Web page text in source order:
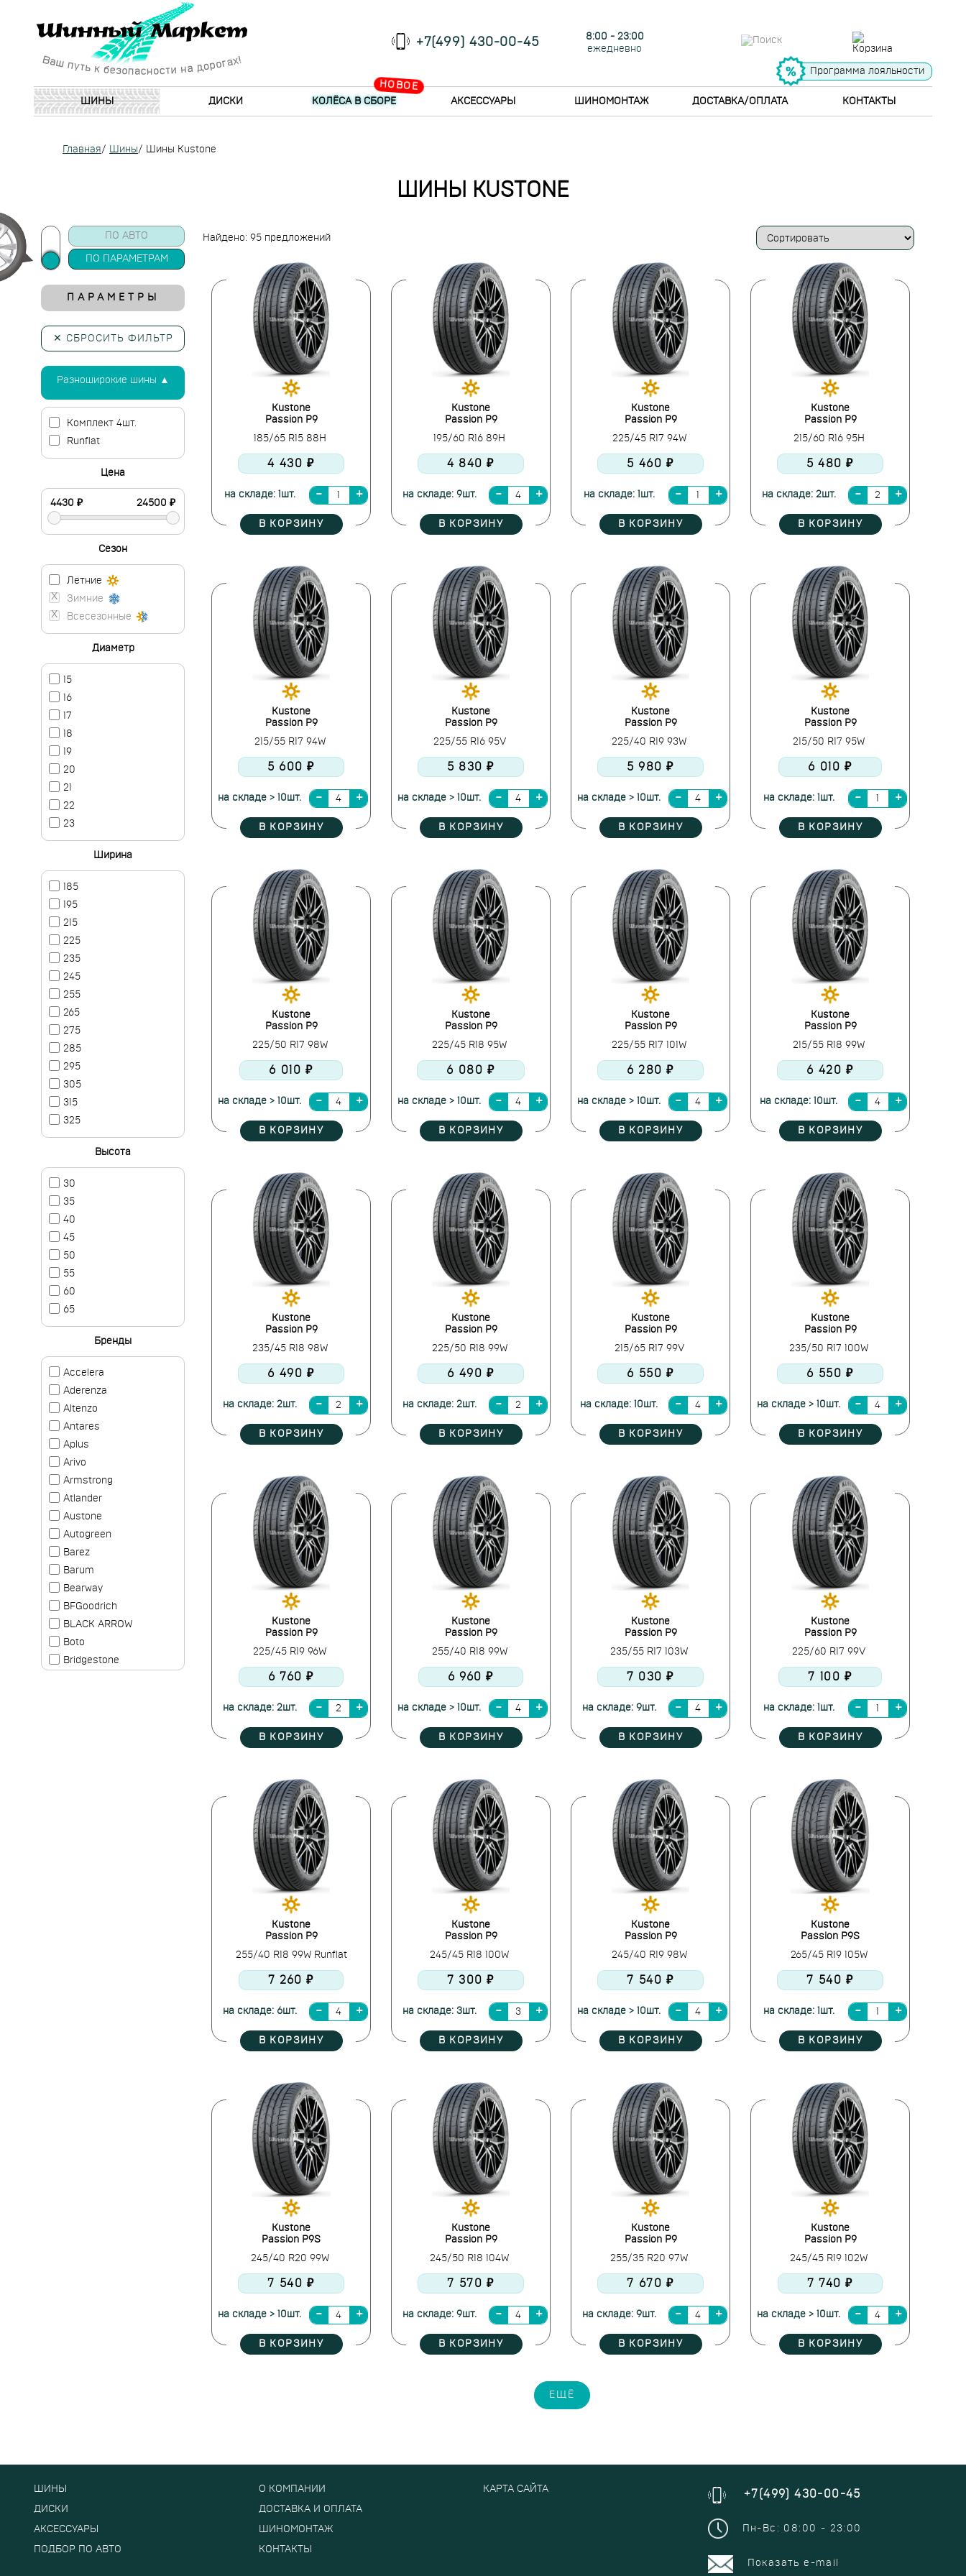
+7(499) 430-00-45
8:00 - 23:00
ежедневно
Программа лояльности
ШИНЫ ДИСКИ
НОВОЕ
КОЛЁСА В СБОРЕ АКСЕССУАРЫ ШИНОМОНТАЖ ДОСТАВКА/ОПЛАТА КОНТАКТЫ
Главная/ Шины/ Шины Kustone
ШИНЫ KUSTONE
Найдено: 95 предложений
Kustone
Passion P9
185/65 R15 88H
4 430 ₽
на складе: 1шт.
В КОРЗИНУ
Kustone
Passion P9
195/60 R16 89H
4 840 ₽
на складе: 9шт.
В КОРЗИНУ
Kustone
Passion P9
225/45 R17 94W
5 460 ₽
на складе: 1шт.
В КОРЗИНУ
Kustone
Passion P9
215/60 R16 95H
5 480 ₽
на складе: 2шт.
В КОРЗИНУ
Kustone
Passion P9
215/55 R17 94W
5 600 ₽
на складе > 10шт.
В КОРЗИНУ
Kustone
Passion P9
225/55 R16 95V
5 830 ₽
на складе > 10шт.
В КОРЗИНУ
Kustone
Passion P9
225/40 R19 93W
5 980 ₽
на складе > 10шт.
В КОРЗИНУ
Kustone
Passion P9
215/50 R17 95W
6 010 ₽
на складе: 1шт.
В КОРЗИНУ
Kustone
Passion P9
225/50 R17 98W
6 010 ₽
на складе > 10шт.
В КОРЗИНУ
Kustone
Passion P9
225/45 R18 95W
6 080 ₽
на складе > 10шт.
В КОРЗИНУ
Kustone
Passion P9
225/55 R17 101W
6 280 ₽
на складе > 10шт.
В КОРЗИНУ
Kustone
Passion P9
215/55 R18 99W
6 420 ₽
на складе: 10шт.
В КОРЗИНУ
Kustone
Passion P9
235/45 R18 98W
6 490 ₽
на складе: 2шт.
В КОРЗИНУ
Kustone
Passion P9
225/50 R18 99W
6 490 ₽
на складе: 2шт.
В КОРЗИНУ
Kustone
Passion P9
215/65 R17 99V
6 550 ₽
на складе: 10шт.
В КОРЗИНУ
Kustone
Passion P9
235/50 R17 100W
6 550 ₽
на складе > 10шт.
В КОРЗИНУ
Kustone
Passion P9
225/45 R19 96W
6 760 ₽
на складе: 2шт.
В КОРЗИНУ
Kustone
Passion P9
255/40 R18 99W
6 960 ₽
на складе > 10шт.
В КОРЗИНУ
Kustone
Passion P9
235/55 R17 103W
7 030 ₽
на складе: 9шт.
В КОРЗИНУ
Kustone
Passion P9
225/60 R17 99V
7 100 ₽
на складе: 1шт.
В КОРЗИНУ
Kustone
Passion P9
255/40 R18 99W Runflat
7 260 ₽
на складе: 6шт.
В КОРЗИНУ
Kustone
Passion P9
245/45 R18 100W
7 300 ₽
на складе: 3шт.
В КОРЗИНУ
Kustone
Passion P9
245/40 R19 98W
7 540 ₽
на складе > 10шт.
В КОРЗИНУ
Kustone
Passion P9S
265/45 R19 105W
7 540 ₽
на складе: 1шт.
В КОРЗИНУ
Kustone
Passion P9S
245/40 R20 99W
7 540 ₽
на складе > 10шт.
В КОРЗИНУ
Kustone
Passion P9
245/50 R18 104W
7 570 ₽
на складе: 9шт.
В КОРЗИНУ
Kustone
Passion P9
255/35 R20 97W
7 670 ₽
на складе: 9шт.
В КОРЗИНУ
Kustone
Passion P9
245/45 R19 102W
7 740 ₽
на складе > 10шт.
В КОРЗИНУ
ЕЩЁ
ПО АВТО
ПО ПАРАМЕТРАМ
ПАРАМЕТРЫ
✕ СБРОСИТЬ ФИЛЬТР
Разноширокие шины ▲
Комплект 4шт.
Runflat
Цена
Сезон
Летние
Зимние
Всесезонные
Диаметр
15
16
17
18
19
20
21
22
23
Ширина
185
195
215
225
235
245
255
265
275
285
295
305
315
325
Высота
30
35
40
45
50
55
60
65
Бренды
Accelera
Aderenza
Altenzo
Antares
Aplus
Arivo
Armstrong
Atlander
Austone
Autogreen
Barez
Barum
Bearway
BFGoodrich
BLACK ARROW
Boto
Bridgestone
Jesstire
Joyroad
Kapsen
ШИНЫ
ДИСКИ
АКСЕССУАРЫ
ПОДБОР ПО АВТО
О КОМПАНИИ
ДОСТАВКА И ОПЛАТА
ШИНОМОНТАЖ
КОНТАКТЫ
КАРТА САЙТА +7(499) 430-00-45
Пн-Вс: 08:00 - 23:00
Показать e-mail